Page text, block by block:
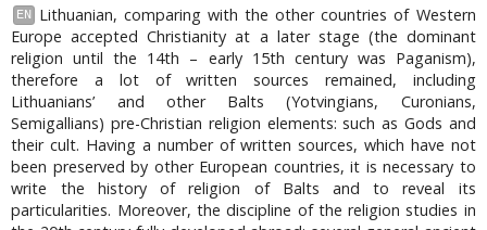
EN
Lithuanian, comparing with the other countries of Western
Europe accepted Christianity at a later stage (the dominant
religion until the 14th – early 15th century was Paganism),
therefore a lot of written sources remained, including
Lithuanians’ and other Balts (Yotvingians, Curonians,
Semigallians) pre-Christian religion elements: such as Gods and
their cult. Having a number of written sources, which have not
been preserved by other European countries, it is necessary to
write the history of religion of Balts and to reveal its
particularities. Moreover, the discipline of the religion studies in